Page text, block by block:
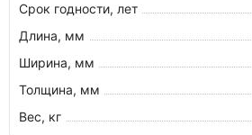
Срок годности, лет
Длина, мм
Ширина, мм
Толщина, мм
Вес, кг